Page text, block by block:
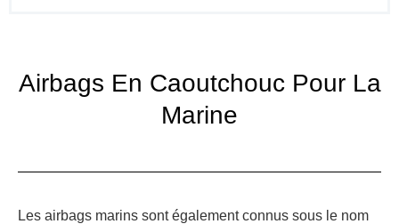
Airbags En Caoutchouc Pour La
Marine
Les airbags marins sont également connus sous le nom